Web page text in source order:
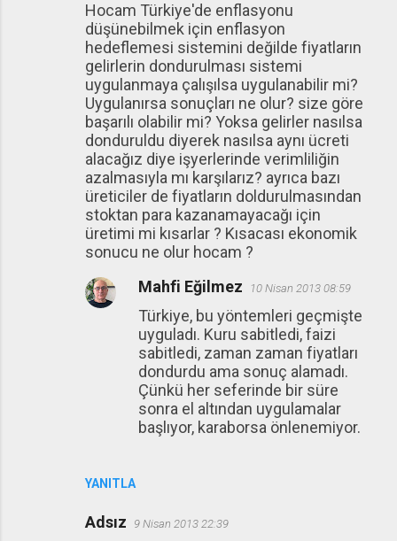
Hocam Türkiye'de enflasyonu
düşünebilmek için enflasyon
hedeflemesi sistemini değilde fiyatların
gelirlerin dondurulması sistemi
uygulanmaya çalışılsa uygulanabilir mi?
Uygulanırsa sonuçları ne olur? size göre
başarılı olabilir mi? Yoksa gelirler nasılsa
donduruldu diyerek nasılsa aynı ücreti
alacağız diye işyerlerinde verimliliğin
azalmasıyla mı karşılarız? ayrıca bazı
üreticiler de fiyatların doldurulmasından
stoktan para kazanamayacağı için
üretimi mi kısarlar ? Kısacası ekonomik
sonucu ne olur hocam ?
YANITLA
Mahfi Eğilmez 10 Nisan 2013 08:59
Türkiye, bu yöntemleri geçmişte
uyguladı. Kuru sabitledi, faizi
sabitledi, zaman zaman fiyatları
dondurdu ama sonuç alamadı.
Çünkü her seferinde bir süre
sonra el altından uygulamalar
başlıyor, karaborsa önlenemiyor.
Adsız 9 Nisan 2013 22:39